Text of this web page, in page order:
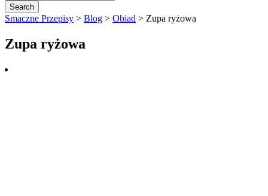
Smaczne Przepisy > Blog > Obiad > Zupa ryżowa
Zupa ryżowa